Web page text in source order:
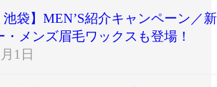
池袋】MEN’S紹介キャンペーン／新
・メンズ眉毛ワックスも登場！
1日